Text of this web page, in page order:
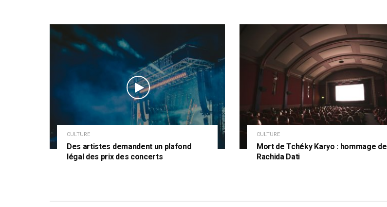
CULTURE
Des artistes demandent un plafond
légal des prix des concerts
CULTURE
Mort de Tchéky Karyo : hommage de
Rachida Dati